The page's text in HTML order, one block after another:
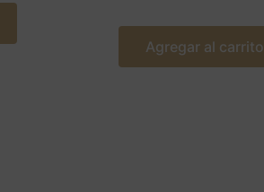
Agregar al carrito